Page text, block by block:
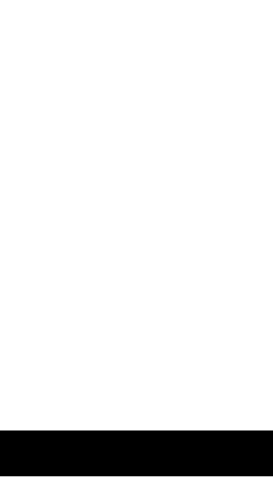
Bettenhäuser Bahnhof 5
TAXI 88111